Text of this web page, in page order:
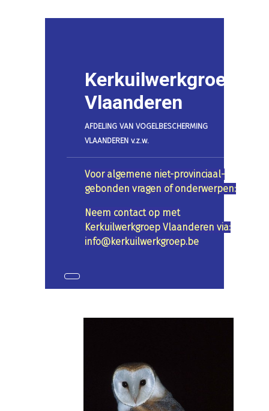
Kerkuilwerkgroep
Vlaanderen
AFDELING VAN VOGELBESCHERMING
VLAANDEREN v.z.w.
Voor algemene niet-provinciaal-
gebonden vragen of onderwerpen:
Neem contact op met
Kerkuilwerkgroep Vlaanderen via:
info@kerkuilwerkgroep.be